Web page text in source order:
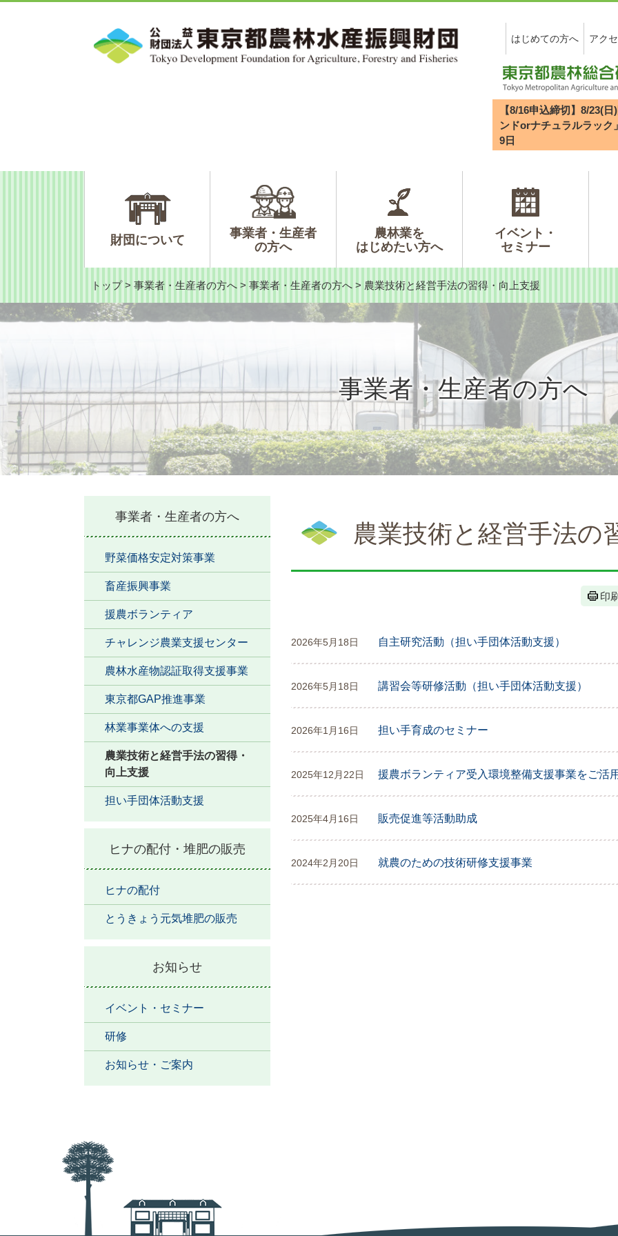
文
はじめての方へ アク
【8/16申込締切】8/23(
ンドorナチュラルラック
9 日
財団について
事業者・生産者
の方へ
農林業を
はじめたい方へ
イベント・
セミナー
トップ > 事業者・生産者の方へ > 事業者・生産者の方へ > 農業技術と経営手法の習得・向上支援
事業者・生産者の方へ
農業技術と経営手法の
印
2026年5月18日 自主研究活動（担い手団体活動支援）
2026年5月18日 講習会等研修活動（担い手団体活動支援）
2026年1月16日 担い手育成のセミナー
2025年12月22日 援農ボランティア受入環境整備支援事業をご活
2025年4月16日 販売促進等活動助成
2024年2月20日 就農のための技術研修支援事業
事業者・生産者の方へ
野菜価格安定対策事業
畜産振興事業
援農ボランティア
チャレンジ農業支援センター
農林水産物認証取得支援事業
東京都GAP推進事業
林業事業体への支援
農業技術と経営手法の習得・
向上支援
担い手団体活動支援
ヒナの配付・堆肥の販売
ヒナの配付
とうきょう元気堆肥の販売
お知らせ
イベント・セミナー
研修
お知らせ・ご案内